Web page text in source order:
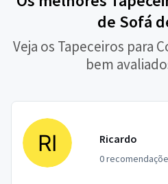
de Sofá
Veja os Tapeceiros para
bem
Ricardo
0